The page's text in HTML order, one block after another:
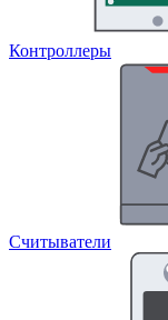
Контроллеры
Считыватели